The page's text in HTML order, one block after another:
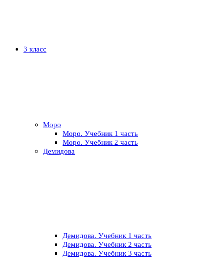
3 класс
Моро
Моро. Учебник 1 часть
Моро. Учебник 2 часть
Демидова
Демидова. Учебник 1 часть
Демидова. Учебник 2 часть
Демидова. Учебник 3 часть